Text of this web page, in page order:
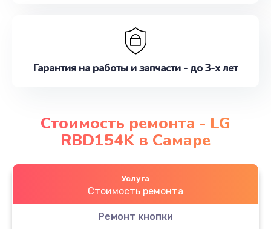
Гарантия на работы и запчасти - до 3-х лет
Стоимость ремонта - LG
RBD154K в Самаре
Услуга
Стоимость ремонта
Ремонт кнопки